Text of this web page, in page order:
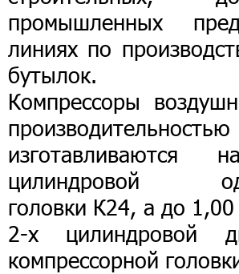
промышленных
линиях по
бутылок.
Компрессоры
цилиндровой
головки К24, а до
2-х цилиндровой
компрессорной